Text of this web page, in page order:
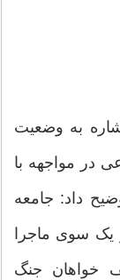
به وضعیت
در مواجهه با
داد: جامعه
سوی ماجرا
خواهان جنگ